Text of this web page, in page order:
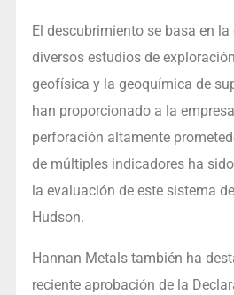
El descubrimiento se basa en
diversos estudios de
geofísica y la geoquímica de
han proporcionado a la
perforación altamente
de múltiples indicadores ha
la evaluación de este sistema
Hudson.
Hannan Metals también ha
reciente aprobación de la